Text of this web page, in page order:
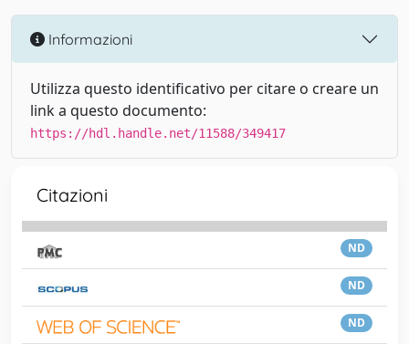
Informazioni
Utilizza questo identificativo per citare o creare un
link a questo documento:
https://hdl.handle.net/11588/349417
Citazioni
ND
ND
ND